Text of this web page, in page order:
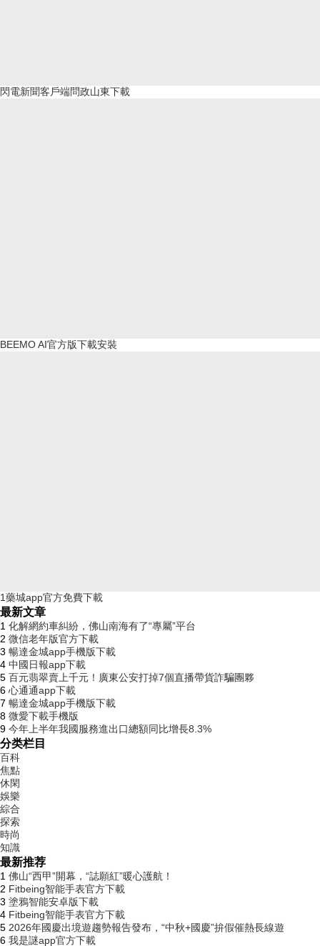
閃電新聞客戶端問政山東下載
BEEMO AI官方版下載安裝
1藥城app官方免費下載
最新文章
1 化解網約車糾紛，佛山南海有了“專屬”平台
2 微信老年版官方下載
3 暢達金城app手機版下載
4 中國日報app下載
5 百元翡翠賣上千元！廣東公安打掉7個直播帶貨詐騙團夥
6 心通通app下載
7 暢達金城app手機版下載
8 微愛下載手機版
9 今年上半年我國服務進出口總額同比增長8.3%
分类栏目
百科
焦點
休閑
娛樂
綜合
探索
時尚
知識
最新推荐
1 佛山“西甲”開幕，“誌願紅”暖心護航！
2 Fitbeing智能手表官方下載
3 塗鴉智能安卓版下載
4 Fitbeing智能手表官方下載
5 2026年國慶出境遊趨勢報告發布，“中秋+國慶”拚假催熱長線遊
6 我是謎app官方下載